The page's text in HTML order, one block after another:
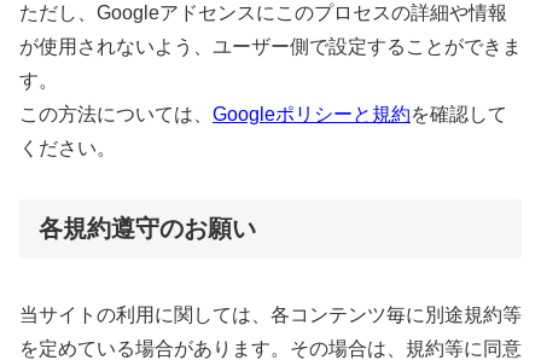
ただし、Googleアドセンスにこのプロセスの詳細や情報
が使用されないよう、ユーザー側で設定することができま
す。
この方法については、 Googleポリシーと規約を確認して
ください。
各規約遵守のお願い
当サイトの利用に関しては、各コンテンツ毎に別途規約等
を定めている場合があります。その場合は、規約等に同意